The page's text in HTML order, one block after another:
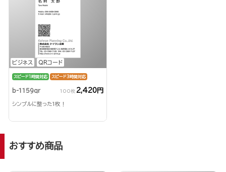
ビジネス QRコード
スピード1時間対応 スピード3時間対応
b-1159qr 100枚 2,420円
シンプルに整った1枚！
おすすめ商品